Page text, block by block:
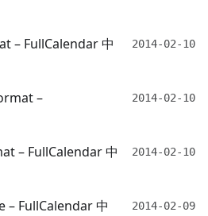
– FullCalendar 中
2014-02-10
–
2014-02-10
– FullCalendar 中
2014-02-10
– FullCalendar 中
2014-02-09